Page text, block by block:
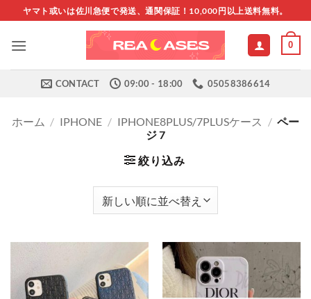
to
content
ヤマト或いは佐川急便で発送、通関保証！10,000円以上送料無料。
0
CONTACT 09:00 - 18:00 05058386614
ホーム / IPHONE / IPHONE8PLUS/7PLUSケース / ペー
ジ 7
絞り込み